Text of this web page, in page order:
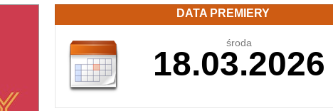
DATA PREMIERY
środa
18.03.2026